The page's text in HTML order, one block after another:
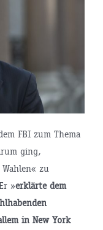
FBI zum Thema
ging,
zu
»erklärte dem
in New York